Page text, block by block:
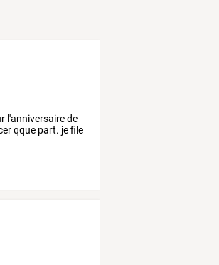
l'anniversaire de
qque part. je file